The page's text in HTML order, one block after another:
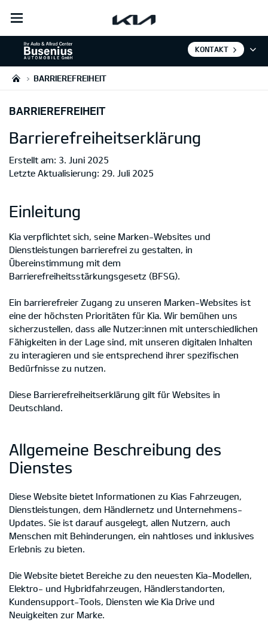
open
menu
KONTAKT
BARRIEREFREIHEIT
BARRIEREFREIHEIT
Barrierefreiheitserklärung
Erstellt am: 3. Juni 2025
Letzte Aktualisierung: 29. Juli 2025
Einleitung
Kia verpflichtet sich, seine Marken-Websites und
Dienstleistungen barrierefrei zu gestalten, in
Übereinstimmung mit dem
Barrierefreiheitsstärkungsgesetz (BFSG).
Ein barrierefreier Zugang zu unseren Marken-Websites ist
eine der höchsten Prioritäten für Kia. Wir bemühen uns
sicherzustellen, dass alle Nutzer:innen mit unterschiedlichen
Fähigkeiten in der Lage sind, mit unseren digitalen Inhalten
zu interagieren und sie entsprechend ihrer spezifischen
Bedürfnisse zu nutzen.
Diese Barrierefreiheitserklärung gilt für Websites in
Deutschland.
Allgemeine Beschreibung des
Dienstes
Diese Website bietet Informationen zu Kias Fahrzeugen,
Dienstleistungen, dem Händlernetz und Unternehmens-
Updates. Sie ist darauf ausgelegt, allen Nutzern, auch
Menschen mit Behinderungen, ein nahtloses und inklusives
Erlebnis zu bieten.
Die Website bietet Bereiche zu den neuesten Kia-Modellen,
Elektro- und Hybridfahrzeugen, Händlerstandorten,
Kundensupport-Tools, Diensten wie Kia Drive und
Neuigkeiten zur Marke.